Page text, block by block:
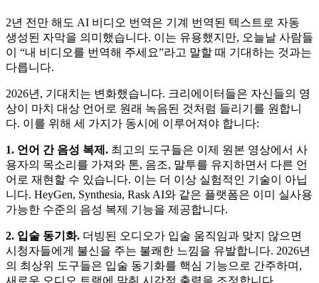
2년 전만 해도 AI 비디오 번역은 기계 번역된 텍스트로 자동
생성된 자막을 의미했습니다. 이는 유용했지만, 오늘날 사람들
이 “내 비디오를 번역해 주세요”라고 말할 때 기대하는 것과는
다릅니다.
2026년, 기대치는 변화했습니다. 크리에이터들은 자신들의 영
상이 마치 대상 언어로 원래 녹음된 것처럼 들리기를 원합니
다. 이를 위해 세 가지가 동시에 이루어져야 합니다:
1. 언어 간 음성 복제. 최고의 도구들은 이제 원본 영상에서 사
용자의 목소리를 가져와 톤, 음조, 말투를 유지하면서 다른 언
어로 재현할 수 있습니다. 이는 더 이상 실험적인 기술이 아닙
니다. HeyGen, Synthesia, Rask AI와 같은 플랫폼은 이미 실사용
가능한 수준의 음성 복제 기능을 제공합니다.
2. 입술 동기화. 더빙된 오디오가 입술 움직임과 맞지 않으면
시청자들에게 불신을 주는 불쾌한 느낌을 유발합니다. 2026년
의 최상위 도구들은 입술 동기화를 핵심 기능으로 간주하며,
새로운 오디오 트랙에 맞춰 시각적 출력을 조정합니다.